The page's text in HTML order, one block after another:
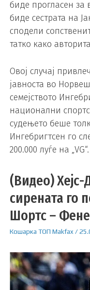
биде прогласен за
биде сестрата на
сподели
татко како
Овој случај
јавноста во
семејството
национални
судењето беше
Ингебригтсен го
200.000 луѓе на „VG“.
(Видео) Хејс-
сирената го
Шортс –
Кошарка ТОП Makfax/